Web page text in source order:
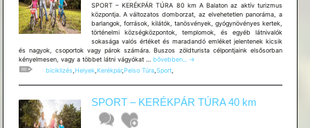
SPORT – KERÉKPÁR TÚRA 80 km A Balaton az aktív turizmus
központja. A változatos domborzat, az elvehetetlen panoráma, a
barlangok, források, kilátók, tanösvények, gyógynövényes kertek,
történelmi községközpontok, templomok, és egyéb látnivalók
sokasága valós értéket és maradandó emléket jelentenek kicsik
és nagyok, csoportok vagy párok számára. Buszos zöldturista célpontjaink elsősorban
kényelmesen, vagy a többet látni vágyókat … SPORT
KERÉKPÁR
TÚRA
km
bővebben...
→
biciklizés,Helyek,Kerékpár,Pelso Túra,Sport,
SPORT – KERÉKPÁR TÚRA 40 km